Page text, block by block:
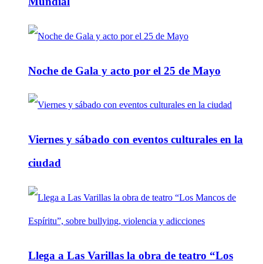
Noche de Gala y acto por el 25 de Mayo
Viernes y sábado con eventos culturales en la
ciudad
Llega a Las Varillas la obra de teatro “Los